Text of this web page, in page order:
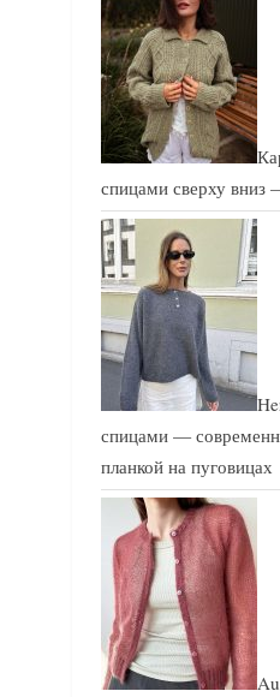
спицами сверху вниз
спицами —
планкой на пуговицах